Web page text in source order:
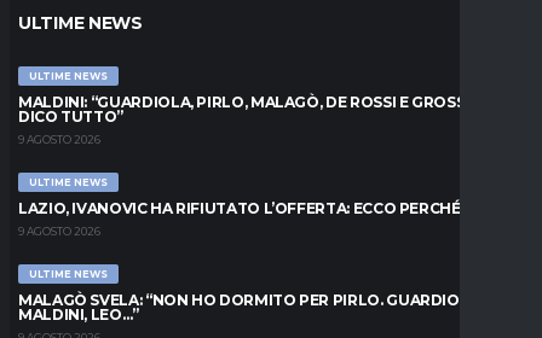
ULTIME NEWS
ULTIME NEWS
MALDINI: “GUARDIOLA, PIRLO, MALAGÒ, DE ROSSI E GROSSO: VI
DICO TUTTO”
9 AGOSTO 2026
ULTIME NEWS
LAZIO, IVANOVIC HA RIFIUTATO L’OFFERTA: ECCO PERCHÉ
9 AGOSTO 2026
ULTIME NEWS
MALAGÒ SVELA: “NON HO DORMITO PER PIRLO. GUARDIOLA,
MALDINI, LEO…”